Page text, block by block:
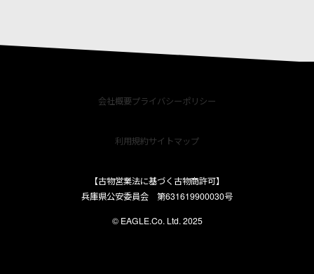
会社概要プライバシーポリシー
利用規約サイトマップ
【古物営業法に基づく古物商許可】
兵庫県公安委員会 第631619900030号
© EAGLE.Co. Ltd. 2025